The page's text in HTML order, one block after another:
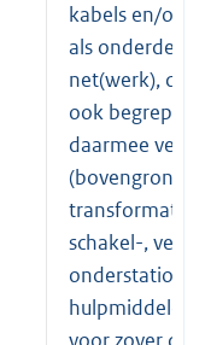
kabels en/of
als onderdeel
net(werk),
ook begrepen
daarmee
schakel-,
onderstations
hulpmiddelen,